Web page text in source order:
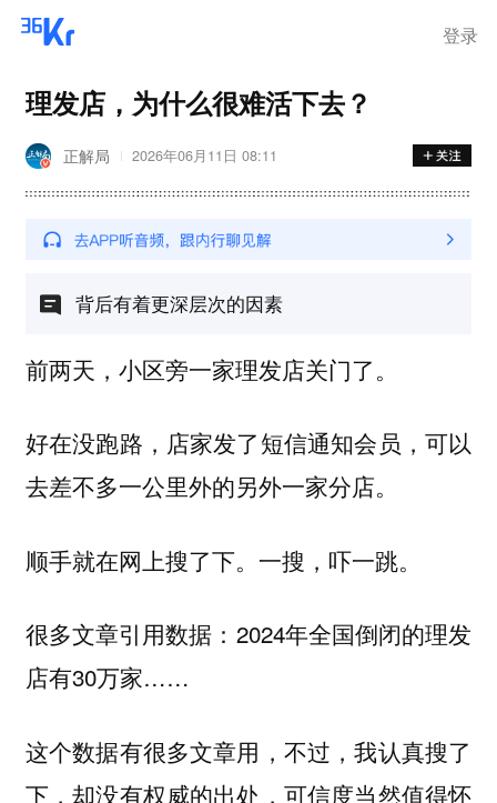
登录
理发店，为什么很难活下去？
正解局 2026年06月11日 08:11
背后有着更深层次的因素
前两天，小区旁一家理发店关门了。
好在没跑路，店家发了短信通知会员，可以
去差不多一公里外的另外一家分店。
顺手就在网上搜了下。一搜，吓一跳。
很多文章引用数据：2024年全国倒闭的理发
店有30万家……
这个数据有很多文章用，不过，我认真搜了
下，却没有权威的出处，可信度当然值得怀